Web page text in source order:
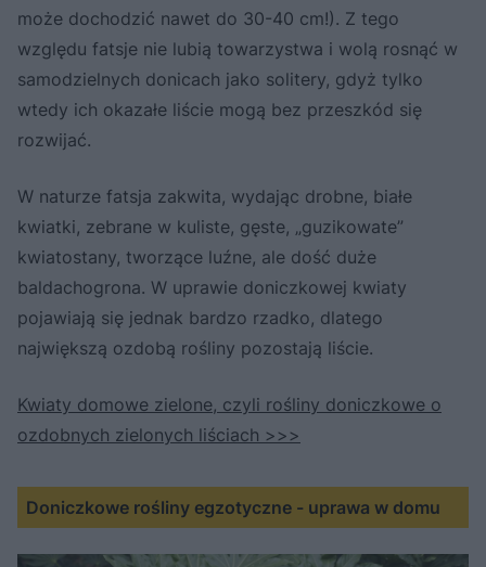
może dochodzić nawet do 30-40 cm!). Z tego
względu fatsje nie lubią towarzystwa i wolą rosnąć w
samodzielnych donicach jako solitery, gdyż tylko
wtedy ich okazałe liście mogą bez przeszkód się
rozwijać.
W naturze fatsja zakwita, wydając drobne, białe
kwiatki, zebrane w kuliste, gęste, „guzikowate”
kwiatostany, tworzące luźne, ale dość duże
baldachogrona. W uprawie doniczkowej kwiaty
pojawiają się jednak bardzo rzadko, dlatego
największą ozdobą rośliny pozostają liście.
Kwiaty domowe zielone, czyli rośliny doniczkowe o
ozdobnych zielonych liściach >>>
Doniczkowe rośliny egzotyczne - uprawa w domu